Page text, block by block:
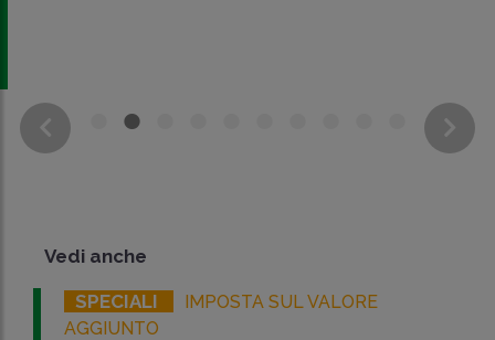
Vedi anche
SPECIALI
IMPOSTA SUL VALORE
AGGIUNTO